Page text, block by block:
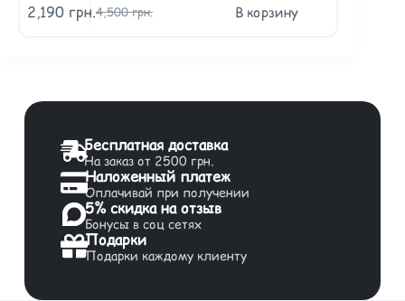
4,500грн.
2,190 грн. В корзину
Бесплатная доставка
На заказ от 2500 грн.
Наложенный платеж
Оплачивай при получении
5% скидка на отзыв
Бонусы в соц сетях
Подарки
Подарки каждому клиенту